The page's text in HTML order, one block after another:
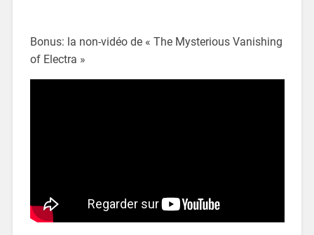
Bonus: la non-vidéo de « The Mysterious Vanishing
of Electra »